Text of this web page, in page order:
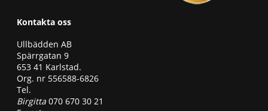
Kontakta oss
Ullbädden AB
Spärrgatan 9
653 41 Karlstad.
Org. nr 556588-6826
Tel.
Birgitta 070 670 30 21